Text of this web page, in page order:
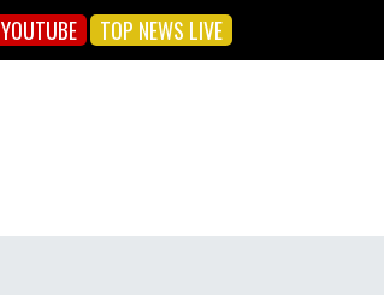
YOUTUBE TOP NEWS LIVE